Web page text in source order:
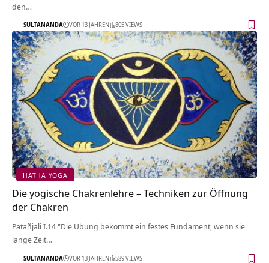
den…
SULTANANDA VOR 13 JAHREN 805 VIEWS
HATHA YOGA
Die yogische Chakrenlehre – Techniken zur Öffnung
der Chakren
Patañjali I.14 "Die Übung bekommt ein festes Fundament, wenn sie
lange Zeit…
SULTANANDA VOR 13 JAHREN 589 VIEWS